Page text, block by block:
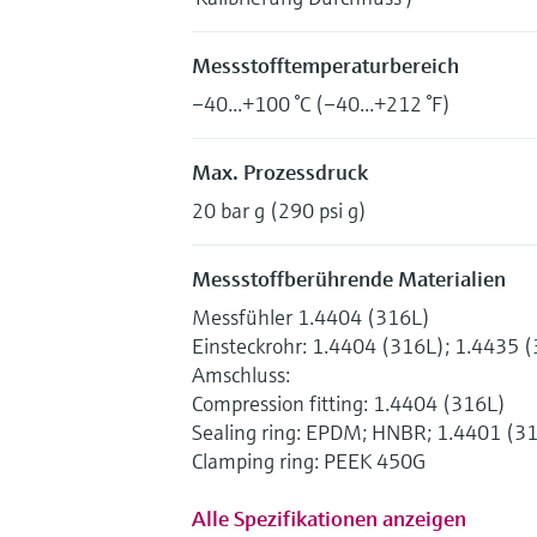
Messstofftemperaturbereich
–40...+100 °C (–40...+212 °F)
Max. Prozessdruck
20 bar g (290 psi g)
Messstoffberührende Materialien
Messfühler 1.4404 (316L)
Einsteckrohr: 1.4404 (316L); 1.4435
Amschluss:
Compression fitting: 1.4404 (316L)
Sealing ring: EPDM; HNBR; 1.4401
Clamping ring: PEEK 450G
Alle Spezifikationen anzeigen